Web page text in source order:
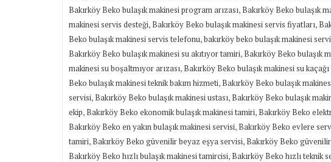
Bakırköy Beko bulaşık makinesi program arızası,Bakırköy Beko bulaşık
makinesi servis desteği,Bakırköy Beko bulaşık makinesi servis fiyatları,
Beko bulaşık makinesi servis telefonu,bakırköy beko bulaşık makinesi
Bakırköy Beko bulaşık makinesi su akıtıyor tamiri,Bakırköy Beko bulaşık
makinesi su boşaltmıyor arızası,Bakırköy Beko bulaşık makinesi su
Beko bulaşık makinesi teknik bakım hizmeti,Bakırköy Beko bulaşık
servisi,Bakırköy Beko bulaşık makinesi ustası,Bakırköy Beko bulaşık
ekip,Bakırköy Beko ekonomik bulaşık makinesi tamiri,Bakırköy Beko
Bakırköy Beko en yakın bulaşık makinesi servisi,Bakırköy Beko evlere
tamiri,Bakırköy Beko güvenilir beyaz eşya servisi,Bakırköy Beko
Bakırköy Beko hızlı bulaşık makinesi tamircisi,Bakırköy Beko hızlı teknik